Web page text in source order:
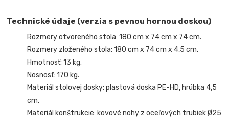
Technické údaje (verzia s pevnou hornou doskou)
Rozmery otvoreného stola: 180 cm x 74 cm x 74 cm.
Rozmery zloženého stola: 180 cm x 74 cm x 4,5 cm.
Hmotnosť: 13 kg.
Nosnosť: 170 kg.
Materiál stolovej dosky: plastová doska PE-HD, hrúbka 4,5
cm.
Materiál konštrukcie: kovové nohy z oceľových trubiek Ø25